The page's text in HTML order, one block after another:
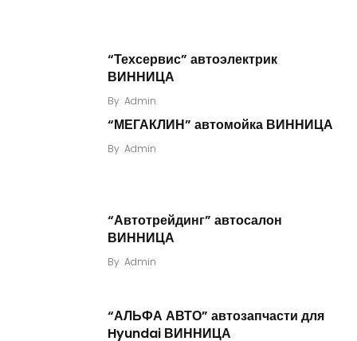
“Техсервис” автоэлектрик
ВИННИЦА
By Admin
“МЕГАКЛИН” автомойка ВИННИЦА
By Admin
“Автотрейдинг” автосалон
ВИННИЦА
By Admin
“АЛЬФА АВТО” автозапчасти для
Hyundai ВИННИЦА